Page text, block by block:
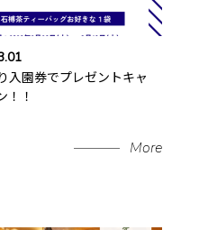
入園券でプレゼントキャ
！！
More